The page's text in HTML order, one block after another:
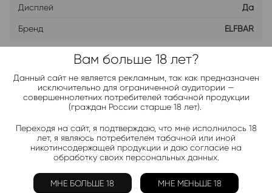
Дисплей Да
Бренд ELFBAR
Хочу дешевле
Telegram-канал 2000+
Актуальные новинки и акции каждые день!
Подписаться
Вам больше 18 лет?
Данный сайт не является рекламным, так как предназначен
исключительно для ограниченной аудитории —
совершеннолетних потребителей табачной продукции
(граждан России старше 18 лет).
Переходя на сайт, я подтверждаю, что мне исполнилось 18
лет, я являюсь потребителем табачной или иной
никотинсодержащей продукции и даю согласие на
обработку своих персональных данных.
МНЕ БОЛЬШЕ 18 МНЕ МЕНЬШЕ 18